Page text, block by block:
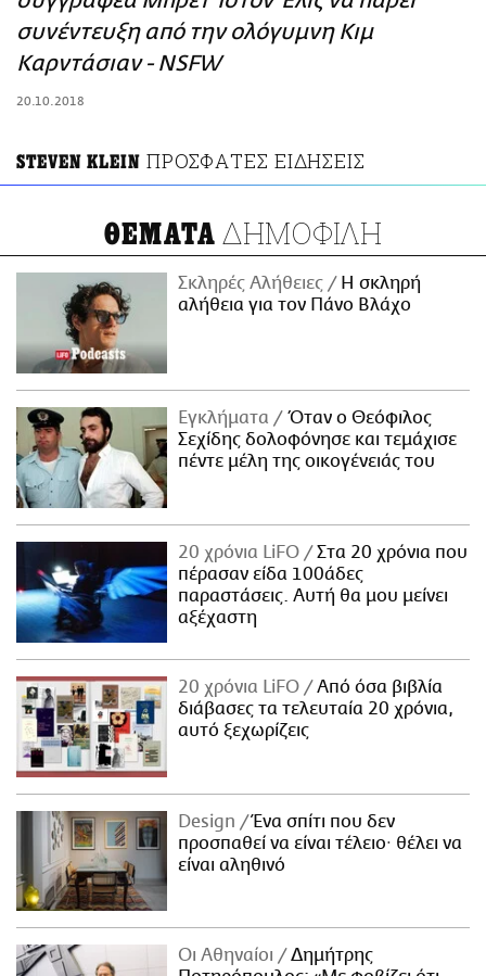
ΑΜΠΑ
PRINT
συνέντευξη από την ολόγυμνη Κιμ
Καρντάσιαν - NSFW
20.10.2018
STEVEN KLEIN ΠΡΟΣΦΑΤΕΣ ΕΙΔΗΣΕΙΣ
ΘΕΜΑΤΑ ΔΗΜΟΦΙΛΗ
Σκληρές Αλήθειες
H σκληρή
αλήθεια για τον Πάνο Βλάχο
Εγκλήματα
Όταν ο Θεόφιλος
Σεχίδης δολοφόνησε και τεμάχισε
πέντε μέλη της οικογένειάς του
20 χρόνια LiFO
Στα 20 χρόνια που
πέρασαν είδα 100άδες
παραστάσεις. Αυτή θα μου μείνει
αξέχαστη
20 χρόνια LiFO
Από όσα βιβλία
διάβασες τα τελευταία 20 χρόνια,
αυτό ξεχωρίζεις
Design
Ένα σπίτι που δεν
προσπαθεί να είναι τέλειο· θέλει να
είναι αληθινό
Οι Αθηναίοι
Δημήτρης